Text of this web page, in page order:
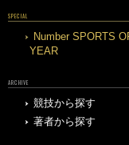
SPECIAL
Number SPORTS
YEAR
ARCHIVE
競技から探す
著者から探す